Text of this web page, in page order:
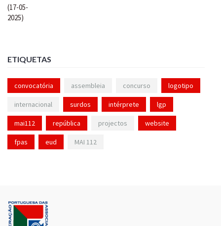
ETIQUETAS
convocatória assembleia concurso logotipo
internacional surdos intérprete lgp
mai112 república projectos website
fpas eud MAI 112